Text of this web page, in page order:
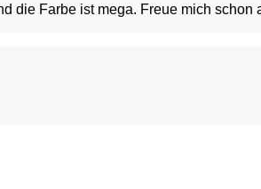
die Farbe ist mega. Freue mich schon